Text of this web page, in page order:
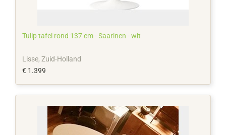
Tulip tafel rond 137 cm - Saarinen - wit
Lisse, Zuid-Holland
€ 1.399